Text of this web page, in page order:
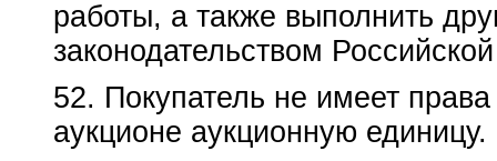
работы, а также выполнить
законодательством
52. Покупатель не имеет
аукционе аукционную единицу.